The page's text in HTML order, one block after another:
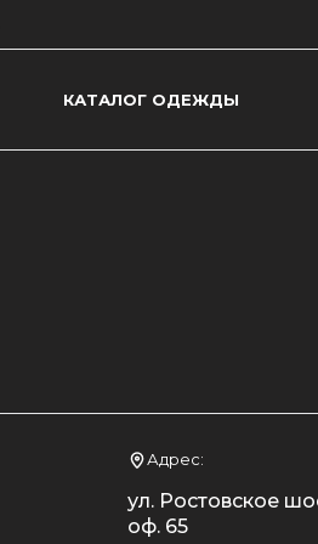
КАТАЛОГ ОДЕЖДЫ
Адрес:
ул. Ростовское
оф. 65